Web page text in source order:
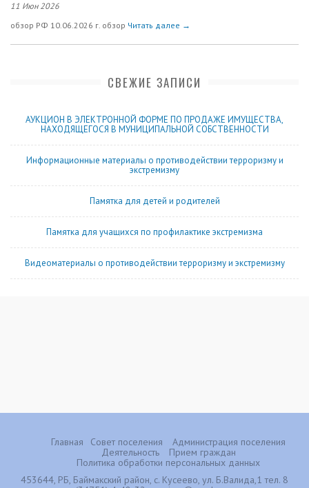
11 Июн 2026
обзор РФ 10.06.2026 г. обзор Читать далее →
СВЕЖИЕ ЗАПИСИ
АУКЦИОН В ЭЛЕКТРОННОЙ ФОРМЕ ПО ПРОДАЖЕ ИМУЩЕСТВА,
НАХОДЯЩЕГОСЯ В МУНИЦИПАЛЬНОЙ СОБСТВЕННОСТИ
Информационные материалы о противодействии терроризму и
экстремизму
Памятка для детей и родителей
Памятка для учащихся по профилактике экстремизма
Видеоматериалы о противодействии терроризму и экстремизму
Главная Совет поселения
Администрация поселения
Деятельность
Прием граждан
Политика обработки персональных данных
453644, РБ, Баймакский район, с. Кусеево, ул. Б.Валида,1 тел. 8